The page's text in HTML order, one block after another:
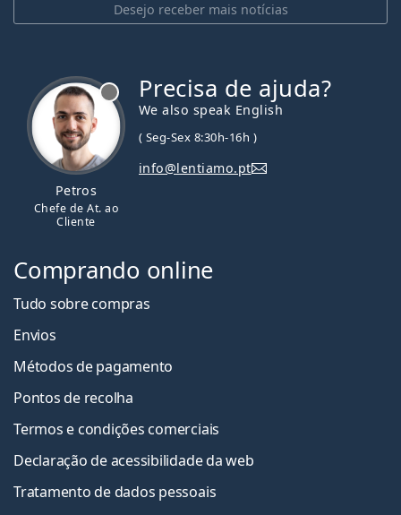
Desejo receber mais notícias
Petros
Chefe de At. ao
Cliente
Precisa de ajuda?
We also speak English
( Seg-Sex 8:30h-16h )
info@lentiamo.pt
Comprando online
Tudo sobre compras
Envios
Métodos de pagamento
Pontos de recolha
Termos e condições comerciais
Declaração de acessibilidade da web
Tratamento de dados pessoais